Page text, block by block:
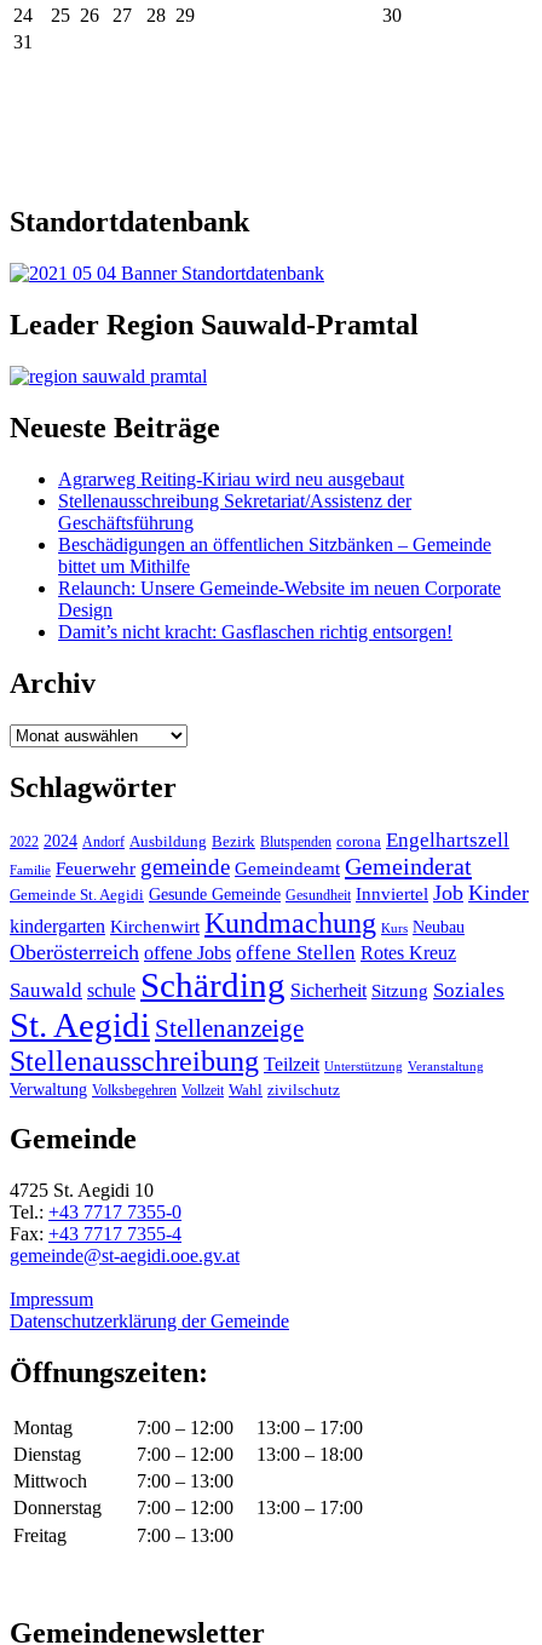
24
25 26 27 28 29
30
31
Standortdatenbank
Leader Region Sauwald-Pramtal
Neueste Beiträge
Agrarweg Reiting-Kiriau wird neu ausgebaut
Stellenausschreibung Sekretariat/Assistenz der
Geschäftsführung
Beschädigungen an öffentlichen Sitzbänken – Gemeinde
bittet um Mithilfe
Relaunch: Unsere Gemeinde-Website im neuen Corporate
Design
Damit’s nicht kracht: Gasflaschen richtig entsorgen!
Archiv
Archiv
Schlagwörter
2022 2024 Andorf Ausbildung Bezirk Blutspenden corona Engelhartszell
Familie Feuerwehr gemeinde Gemeindeamt Gemeinderat
Gemeinde St. Aegidi Gesunde Gemeinde Gesundheit Innviertel Job Kinder
kindergarten Kirchenwirt Kundmachung Kurs Neubau
Oberösterreich offene Jobs offene Stellen Rotes Kreuz
Sauwald schule Schärding Sicherheit Sitzung Soziales
St. Aegidi Stellenanzeige
Stellenausschreibung Teilzeit Unterstützung Veranstaltung
Verwaltung Volksbegehren Vollzeit Wahl zivilschutz
Gemeinde
4725 St. Aegidi 10
Tel.: +43 7717 7355-0
Fax: +43 7717 7355-4
gemeinde@st-aegidi.ooe.gv.at
Impressum
Datenschutzerklärung der Gemeinde
Öffnungszeiten:
Montag 7:00 – 12:00
13:00 – 17:00
Dienstag
7:00 – 12:00
13:00 – 18:00
Mittwoch
7:00 – 13:00
Donnerstag
7:00 – 12:00
13:00 – 17:00
Freitag
7:00 – 13:00
Gemeindenewsletter